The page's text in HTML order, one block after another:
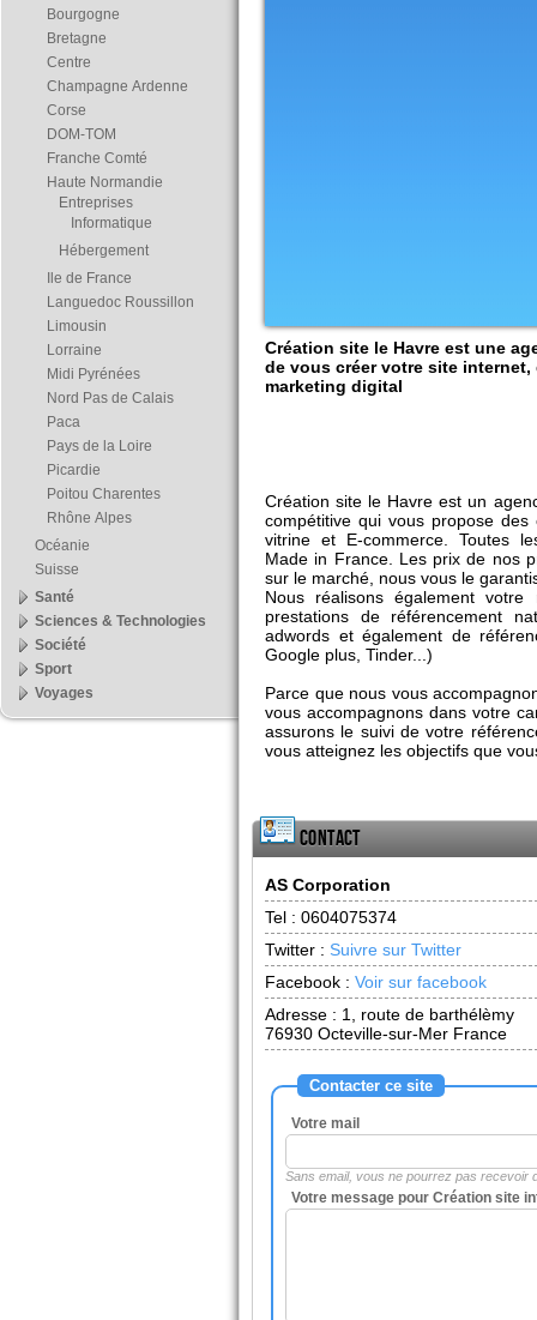
Création site le Havre est une
de vous créer votre site
marketing digital
Création site le Havre est un
compétitive qui vous propose
vitrine et E-commerce. Toutes
Made in France. Les prix de nos
sur le marché, nous vous le
Nous réalisons également
prestations de référencement
adwords et également de
Google plus, Tinder...)
Parce que nous vous
vous accompagnons dans votre
assurons le suivi de votre
vous atteignez les objectifs que
Contact
AS Corporation
Tel : 0604075374
Twitter : Suivre sur Twitter
Facebook : Voir sur facebook
Adresse : 1, route de barthélèmy
76930 Octeville-sur-Mer France
Contacter ce site
Votre mail
Sans email, vous ne pourrez pas recevoir
Votre message pour Création site
Bourgogne
Bretagne
Centre
Champagne Ardenne
Corse
DOM-TOM
Franche Comté
Haute Normandie
Entreprises
Informatique
Hébergement
Ile de France
Languedoc Roussillon
Limousin
Lorraine
Midi Pyrénées
Nord Pas de Calais
Paca
Pays de la Loire
Picardie
Poitou Charentes
Rhône Alpes
Océanie
Suisse
Santé
Sciences & Technologies
Société
Sport
Voyages